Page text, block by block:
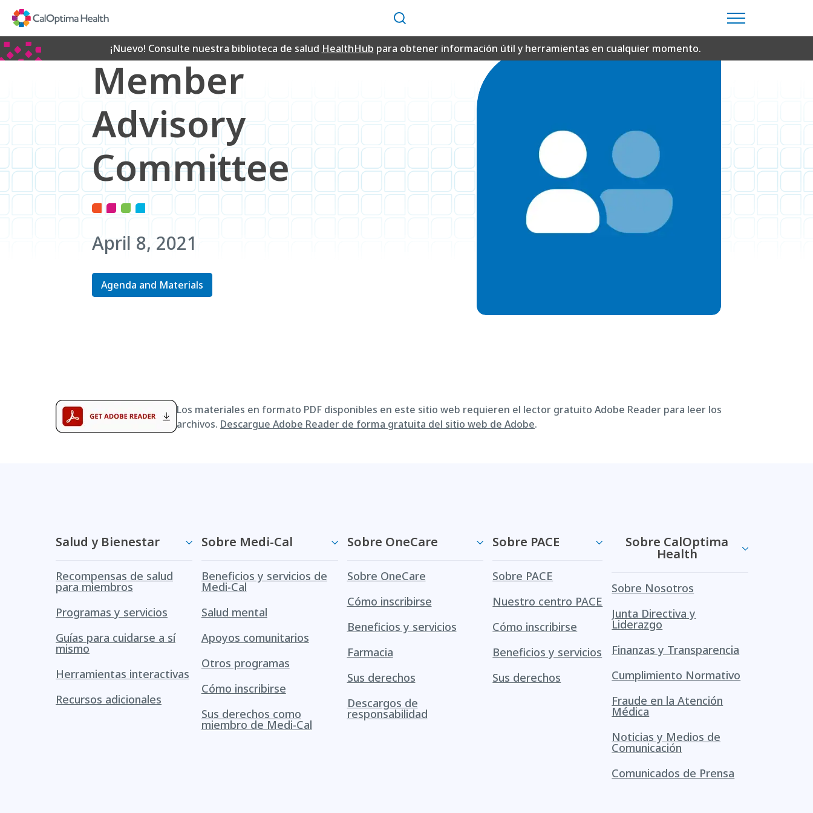
Content
Buscar
¡Nuevo! Consulte nuestra biblioteca de salud HealthHub para obtener información útil y herramientas en cualquier momento.
Member
Advisory
Committee
April 8, 2021
Agenda and Materials
Los materiales en formato PDF disponibles en este sitio web requieren el lector gratuito Adobe Reader para leer los
archivos. Descargue Adobe Reader de forma gratuita del sitio web de Adobe.
Salud y Bienestar
Recompensas de salud
para miembros
Programas y servicios
Guías para cuidarse a sí
mismo
Herramientas interactivas
Recursos adicionales
Sobre Medi-Cal
Beneficios y servicios de
Medi-Cal
Salud mental
Apoyos comunitarios
Otros programas
Cómo inscribirse
Sus derechos como
miembro de Medi-Cal
Sobre OneCare
Sobre OneCare
Cómo inscribirse
Beneficios y servicios
Farmacia
Sus derechos
Descargos de
responsabilidad
Sobre PACE
Sobre PACE
Nuestro centro PACE
Cómo inscribirse
Beneficios y servicios
Sus derechos
Sobre CalOptima
Health
Sobre Nosotros
Junta Directiva y
Liderazgo
Finanzas y Transparencia
Cumplimiento Normativo
Fraude en la Atención
Médica
Noticias y Medios de
Comunicación
Comunicados de Prensa